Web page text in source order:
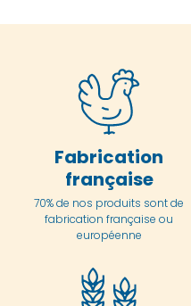
Fabrication
française
70% de nos produits sont de
fabrication française ou
européenne